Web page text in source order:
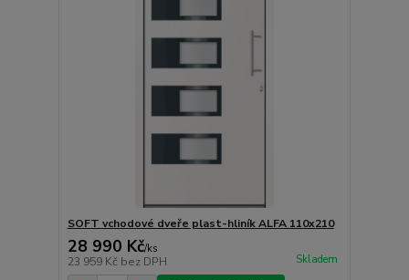
SOFT vchodové dveře plast-hliník ALFA 110x210
28 990 Kč/ks
23 959 Kč bez DPH Skladem